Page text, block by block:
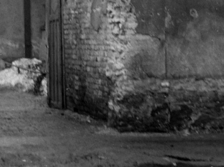
Főváros Levéltára. Levéltári jelzet: HU.BFL.XV.19.c.10
1963 · Budapest V.
a Honvéd utca 40. egyik földszinti lakása az 1963. május 22-én a pincében történt gázrobbanás után. A kép forrását kérjük így adja meg: Fortepan / Budapest Főváros Levéltára. Levéltári jelzet: HU.BFL.XV.19.c.10